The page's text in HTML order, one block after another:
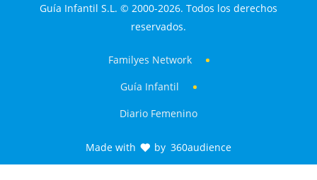
Guía Infantil S.L. © 2000-2026. Todos los derechos
reservados.
Familyes Network
Guía Infantil
Diario Femenino
Made with by 360audience